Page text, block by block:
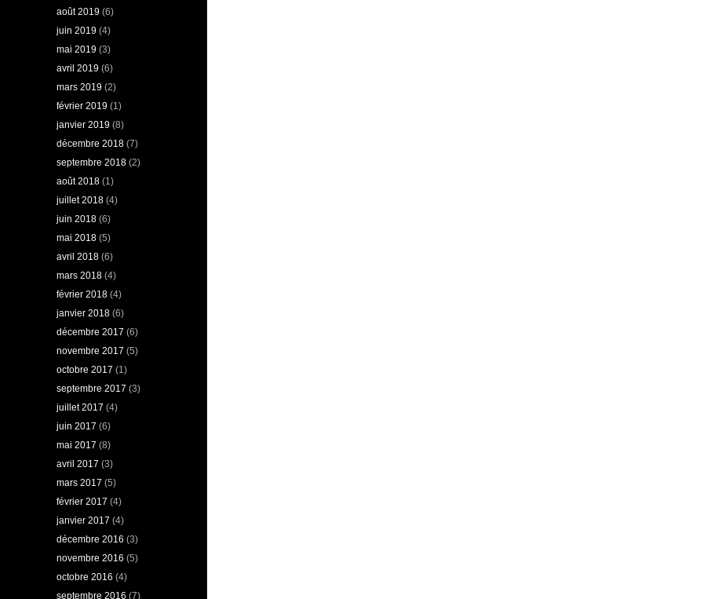
août 2019 (6)
juin 2019 (4)
mai 2019 (3)
avril 2019 (6)
mars 2019 (2)
février 2019 (1)
janvier 2019 (8)
décembre 2018 (7)
septembre 2018 (2)
août 2018 (1)
juillet 2018 (4)
juin 2018 (6)
mai 2018 (5)
avril 2018 (6)
mars 2018 (4)
février 2018 (4)
janvier 2018 (6)
décembre 2017 (6)
novembre 2017 (5)
octobre 2017 (1)
septembre 2017 (3)
juillet 2017 (4)
juin 2017 (6)
mai 2017 (8)
avril 2017 (3)
mars 2017 (5)
février 2017 (4)
janvier 2017 (4)
décembre 2016 (3)
novembre 2016 (5)
octobre 2016 (4)
septembre 2016 (7)